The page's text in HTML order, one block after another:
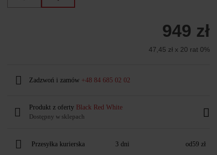
949 zł
47,45 zł x 20 rat 0%
Zadzwoń i zamów +48 84 685 02 02
Produkt z oferty Black Red White
Dostępny w sklepach
Przesyłka kurierska 3 dni od 59 zł